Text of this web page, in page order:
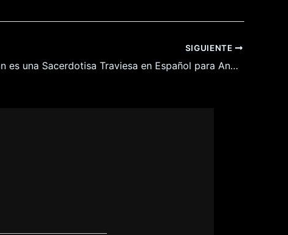
SIGUIENTE
Mia-chan es una Sacerdotisa Traviesa en Español para Android y Pc